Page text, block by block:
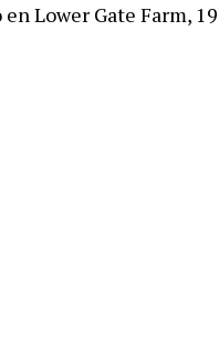
Lower Gate Farm,